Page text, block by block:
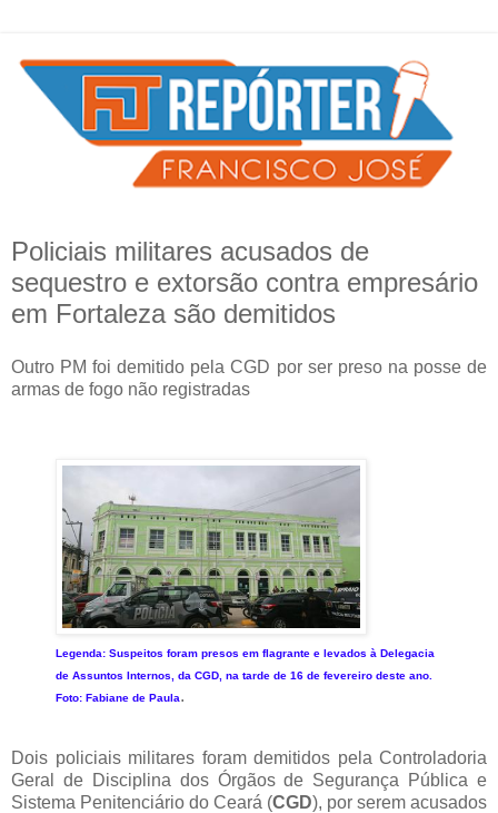
Policiais militares acusados de
sequestro e extorsão contra empresário
em Fortaleza são demitidos
Outro PM foi demitido pela CGD por ser preso na posse de
armas de fogo não registradas
Legenda: Suspeitos foram presos em flagrante e levados à Delegacia
de Assuntos Internos, da CGD, na tarde de 16 de fevereiro deste ano.
Foto: Fabiane de Paula.
Dois policiais militares foram demitidos pela Controladoria
Geral de Disciplina dos Órgãos de Segurança Pública e
Sistema Penitenciário do Ceará (CGD), por serem acusados